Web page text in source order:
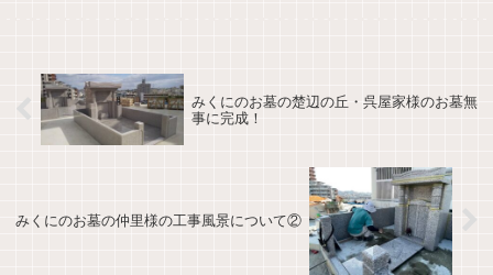
みくにのお墓の楚辺の丘・呉屋家様のお墓無
事に完成！
みくにのお墓の仲里様の工事風景について②